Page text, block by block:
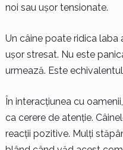
noi sau ușor tensionate.
Un câine poate ridica laba
ușor stresat. Nu este
urmează. Este
În interacțiunea cu
ca cerere de atenție.
reacții pozitive. Mulți